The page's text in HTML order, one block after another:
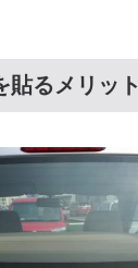
貼るメリット